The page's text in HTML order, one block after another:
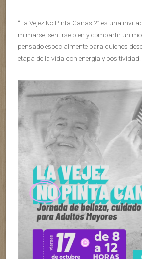
“La Vejez No Pinta Canas 2” es una
mimarse, sentirse bien y compartir un
pensado especialmente para quienes
etapa de la vida con energía y positividad.